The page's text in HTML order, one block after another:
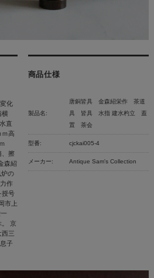
化
横
直
高
、擦
森紹
の
作
授号
市上
。 京
西三
子
商品仕様
製品名:
唐銅皆具 金森紹栄作 茶道
具 皆具 水指 建水杓立 蓋
置 茶会
型番: cjckai005-4
メーカー: Antique Sam's Collection